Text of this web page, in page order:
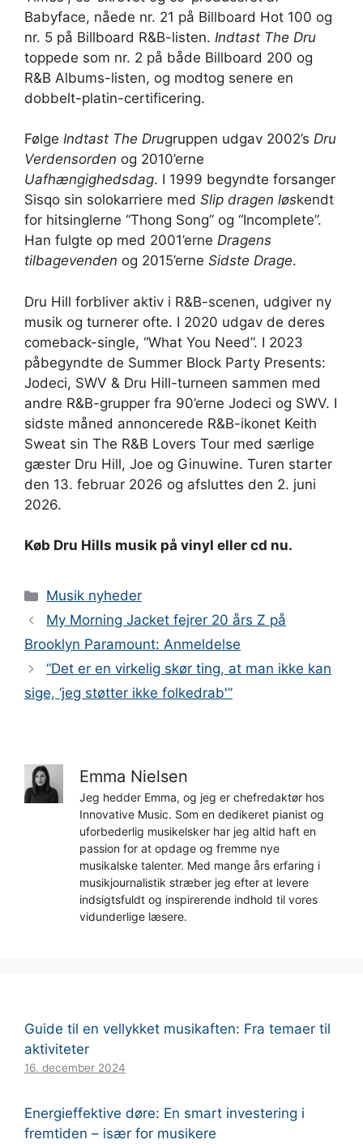
Babyface, nåede nr. 21 på Billboard Hot 100 og
nr. 5 på Billboard R&B-listen. Indtast The Dru
toppede som nr. 2 på både Billboard 200 og
R&B Albums-listen, og modtog senere en
dobbelt-platin-certificering.
Følge Indtast The Drugruppen udgav 2002’s Dru
Verdensorden og 2010’erne
Uafhængighedsdag. I 1999 begyndte forsanger
Sisqo sin solokarriere med Slip dragen løskendt
for hitsinglerne “Thong Song” og “Incomplete”.
Han fulgte op med 2001’erne Dragens
tilbagevenden og 2015’erne Sidste Drage.
Dru Hill forbliver aktiv i R&B-scenen, udgiver ny
musik og turnerer ofte. I 2020 udgav de deres
comeback-single, “What You Need”. I 2023
påbegyndte de Summer Block Party Presents:
Jodeci, SWV & Dru Hill-turneen sammen med
andre R&B-grupper fra 90’erne Jodeci og SWV. I
sidste måned annoncerede R&B-ikonet Keith
Sweat sin The R&B Lovers Tour med særlige
gæster Dru Hill, Joe og Ginuwine. Turen starter
den 13. februar 2026 og afsluttes den 2. juni
2026.
Køb Dru Hills musik på vinyl eller cd nu.
Kategorier
Musik nyheder
My Morning Jacket fejrer 20 års Z på
Brooklyn Paramount: Anmeldelse
“Det er en virkelig skør ting, at man ikke kan
sige, ‘jeg støtter ikke folkedrab'”
Emma Nielsen
Jeg hedder Emma, og jeg er chefredaktør hos
Innovative Music. Som en dedikeret pianist og
uforbederlig musikelsker har jeg altid haft en
passion for at opdage og fremme nye
musikalske talenter. Med mange års erfaring i
musikjournalistik stræber jeg efter at levere
indsigtsfuldt og inspirerende indhold til vores
vidunderlige læsere.
Guide til en vellykket musikaften: Fra temaer til
aktiviteter
16. december 2024
Energieffektive døre: En smart investering i
fremtiden – især for musikere